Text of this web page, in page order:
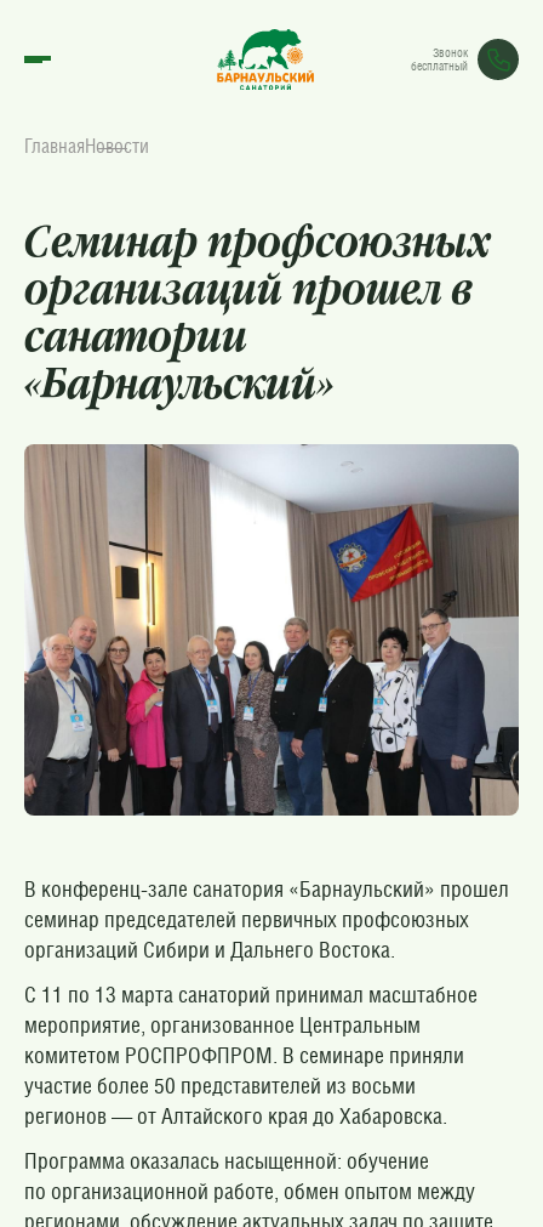
Звонок
бесплатный
ГлавнаяНовости
Семинар профсоюзных
организаций прошел в
санатории
«Барнаульский»
В конференц-зале санатория «Барнаульский» прошел
семинар председателей первичных профсоюзных
организаций Сибири и Дальнего Востока.
С 11 по 13 марта санаторий принимал масштабное
мероприятие, организованное Центральным
комитетом РОСПРОФПРОМ. В семинаре приняли
участие более 50 представителей из восьми
регионов — от Алтайского края до Хабаровска.
Программа оказалась насыщенной: обучение
по организационной работе, обмен опытом между
регионами, обсуждение актуальных задач по защите